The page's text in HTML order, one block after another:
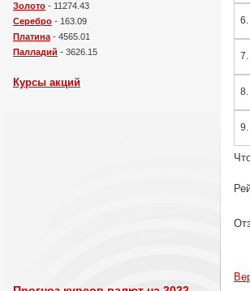
Золото - 11274.43
Серебро - 163.09
Платина - 4565.01
Палладий - 3626.15
Курсы акций
6.
7.
8.
9.